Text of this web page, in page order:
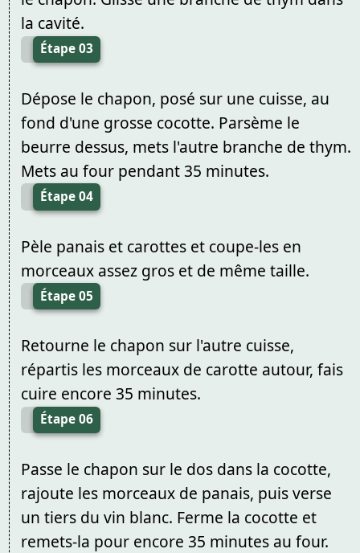
la cavité.
Étape 03
Dépose le chapon, posé sur une cuisse, au
fond d'une grosse cocotte. Parsème le
beurre dessus, mets l'autre branche de thym.
Mets au four pendant 35 minutes.
Étape 04
Pèle panais et carottes et coupe-les en
morceaux assez gros et de même taille.
Étape 05
Retourne le chapon sur l'autre cuisse,
répartis les morceaux de carotte autour, fais
cuire encore 35 minutes.
Étape 06
Passe le chapon sur le dos dans la cocotte,
rajoute les morceaux de panais, puis verse
un tiers du vin blanc. Ferme la cocotte et
remets-la pour encore 35 minutes au four.